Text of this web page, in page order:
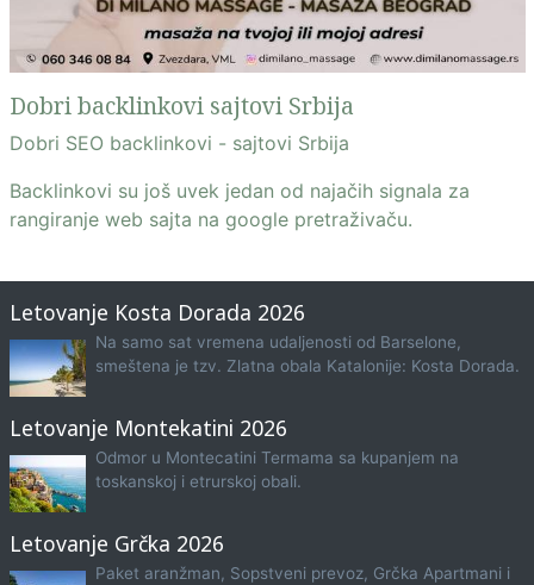
Dobri backlinkovi sajtovi Srbija
Dobri SEO backlinkovi - sajtovi Srbija
Backlinkovi su još uvek jedan od najačih signala za
rangiranje web sajta na google pretraživaču.
Letovanje Kosta Dorada 2026
Na samo sat vremena udaljenosti od Barselone,
smeštena je tzv. Zlatna obala Katalonije: Kosta Dorada.
Letovanje Montekatini 2026
Odmor u Montecatini Termama sa kupanjem na
toskanskoj i etrurskoj obali.
Letovanje Grčka 2026
Paket aranžman, Sopstveni prevoz, Grčka Apartmani i